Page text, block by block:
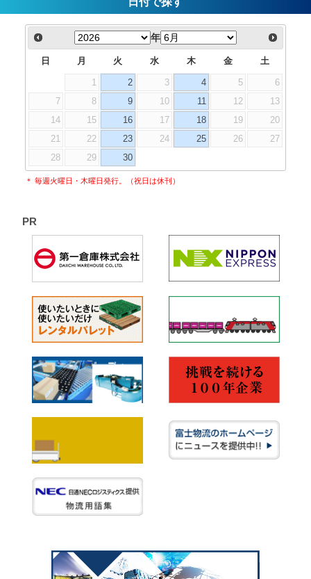
年
日 月 火 水 木 金 土
1 2 3 4 5
6
7
8 9 10 11 12
13
14
15 16 17 18 19
20
21
22 23 24 25 26
27
28
29 30
＊ 毎週火曜日・木曜日発行。（祝日は休刊）